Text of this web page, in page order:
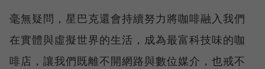
毫無疑問，星巴克還會持續努力將咖啡融入我們
在實體與虛擬世界的生活，成為最富科技味的咖
啡店，讓我們既離不開網路與數位媒介，也戒不